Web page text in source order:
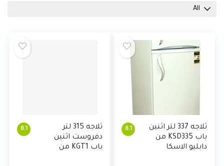
All
8.1
ثلاجه 337 لتر اثنين
باب KSD335 من
دابليو الاسكا
8.1
ثلاجه 315 لتر
دفروست اثنين
باب KGT1 من